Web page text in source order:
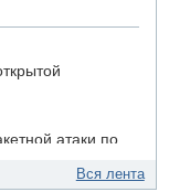
атаки по
Вся лента